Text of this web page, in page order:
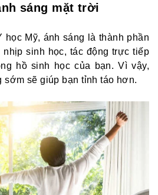
sáng mặt trời
học Mỹ, ánh sáng là thành phần
sinh học, tác động trực tiếp
hồ sinh học của bạn. Vì vậy,
sớm sẽ giúp bạn tỉnh táo hơn.